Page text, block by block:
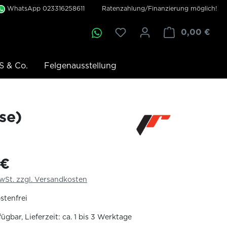
WhatsApp 023316258611 Ratenzahlung/Finanzierung möglich!
0,00 €
& Co. Felgenausstellung
zzgl. Versandkosten
Lieferzeit: ca. 1 bis 3 Werktage